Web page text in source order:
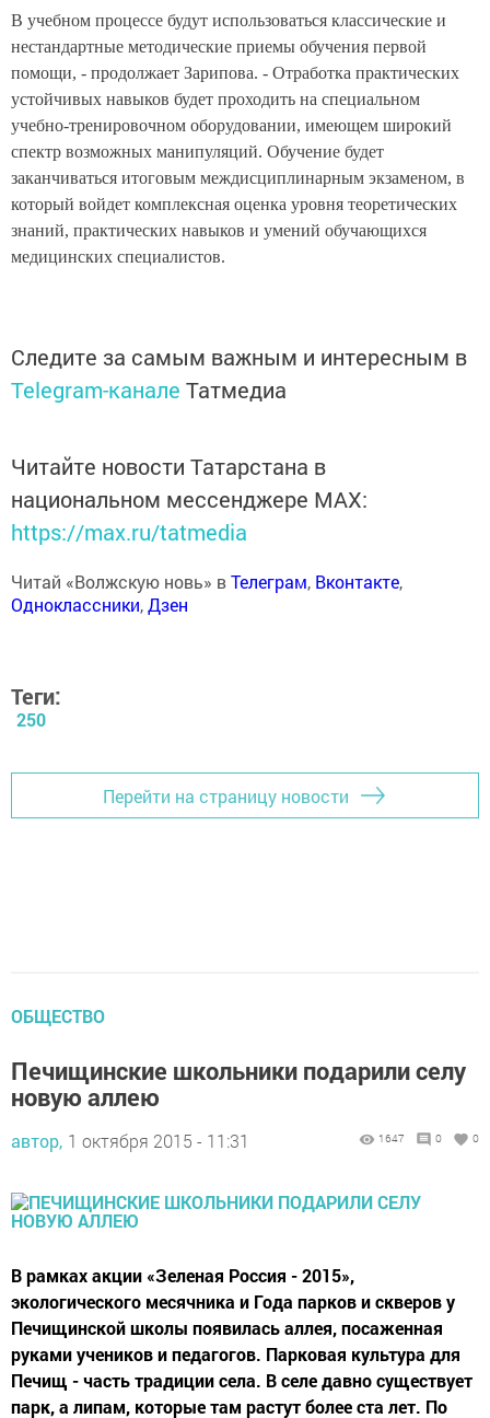
В учебном процессе будут использоваться классические и
нестандартные методические приемы обучения первой
помощи, - продолжает Зарипова. - Отработка практических
устойчивых навыков будет проходить на специальном
учебно-тренировочном оборудовании, имеющем широкий
спектр возможных манипуляций. Обучение будет
заканчиваться итоговым междисциплинарным экзаменом, в
который войдет комплексная оценка уровня теоретических
знаний, практических навыков и умений обучающихся
медицинских специалистов.
Следите за самым важным и интересным в
Telegram-канале Татмедиа
Читайте новости Татарстана в
национальном мессенджере MАХ:
https://max.ru/tatmedia
Читай «Волжскую новь» вТелеграм, Вконтакте,
Одноклассники,Дзен
Теги:
250
Перейти на страницу новости
ОБЩЕСТВО
Печищинские школьники подарили селу
новую аллею
автор, 1 октября 2015 - 11:31 1647 0 0
В рамках акции «Зеленая Россия - 2015»,
экологического месячника и Года парков и скверов у
Печищинской школы появилась аллея, посаженная
руками учеников и педагогов. Парковая культура для
Печищ - часть традиции села. В селе давно существует
парк, а липам, которые там растут более ста лет. По